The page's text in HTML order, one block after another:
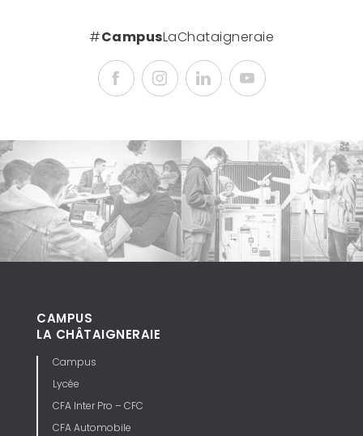
#CampusLaChataigneraie
CAMPUS
LA CHÂTAIGNERAIE
Campus
Lycée
CFA Inter Pro – CFC
CFA Automobile